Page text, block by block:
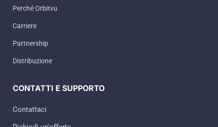
Perché Orbitvu
Carriere
Partnership
Distribuzione
CONTATTI E SUPPORTO
Contattaci